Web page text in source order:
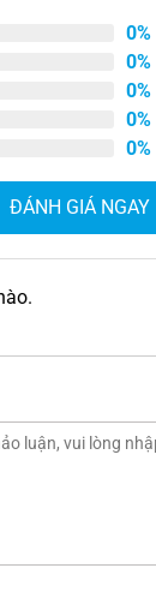
0%
0%
0%
0%
0%
ĐÁNH GIÁ NGAY